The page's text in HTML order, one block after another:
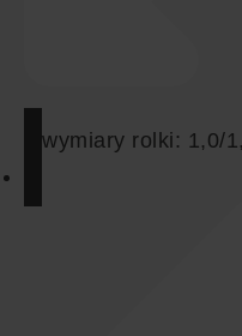
wymiary rolki: 1,0/